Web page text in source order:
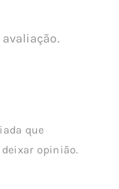
que
opinião.